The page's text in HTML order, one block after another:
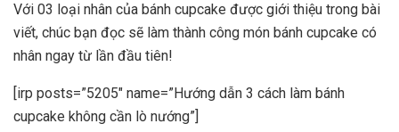
Với 03 loại nhân của bánh cupcake được giới thiệu trong bài
viết, chúc bạn đọc sẽ làm thành công món bánh cupcake có
nhân ngay từ lần đầu tiên!
[irp posts=”5205″ name=”Hướng dẫn 3 cách làm bánh
cupcake không cần lò nướng”]